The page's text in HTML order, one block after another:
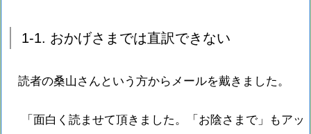
1-1. おかげさまでは直訳できない
読者の桑山さんという方からメールを戴きました。
「面白く読ませて頂きました。「お陰さまで」もアッ